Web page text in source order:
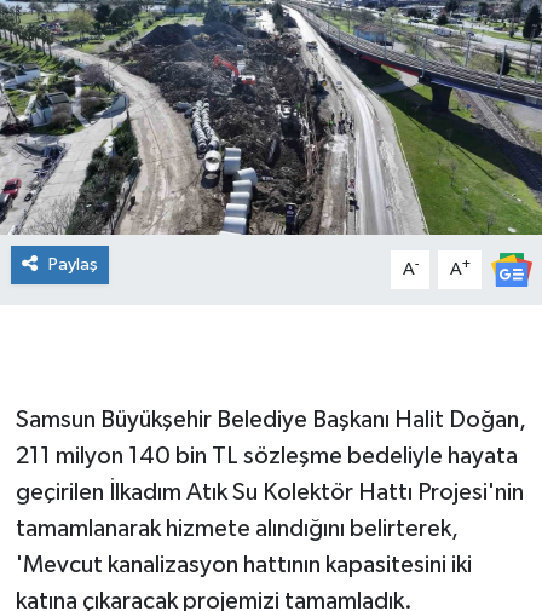
Paylaş A- A+
Samsun Büyükşehir Belediye Başkanı Halit Doğan,
211 milyon 140 bin TL sözleşme bedeliyle hayata
geçirilen İlkadım Atık Su Kolektör Hattı Projesi'nin
tamamlanarak hizmete alındığını belirterek,
'Mevcut kanalizasyon hattının kapasitesini iki
katına çıkaracak projemizi tamamladık.